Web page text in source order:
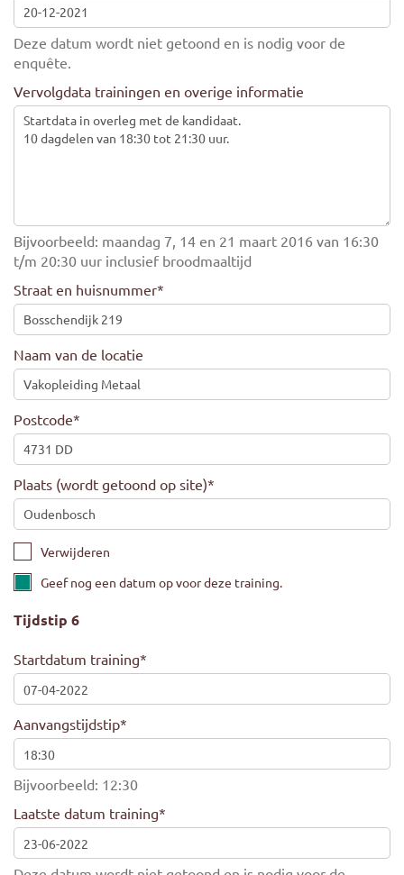
Deze datum wordt niet getoond en is nodig voor de
enquête.
Vervolgdata trainingen en overige informatie
Bijvoorbeeld: maandag 7, 14 en 21 maart 2016 van 16:30
t/m 20:30 uur inclusief broodmaaltijd
Straat en huisnummer*
Naam van de locatie
Postcode*
Plaats (wordt getoond op site)*
Verwijderen
Geef nog een datum op voor deze training.
Tijdstip 6
Startdatum training*
Aanvangstijdstip*
Bijvoorbeeld: 12:30
Laatste datum training*